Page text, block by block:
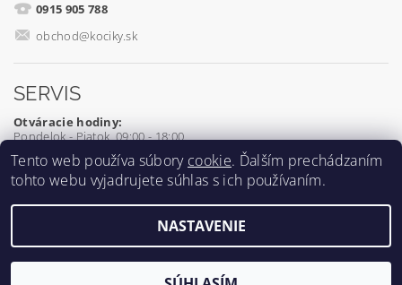
0915 905 788
obchod@kociky.sk
SERVIS
Otváracie hodiny:
Pondelok - Piatok 09:00 - 18:00
0905 539 927
2026 ©Kociky.sk, všetky práva vyhradené
Vytvoril Shoptet
Tento web používa súbory cookie. Ďalším prechádzaním
tohto webu vyjadrujete súhlas s ich používaním.
NASTAVENIE